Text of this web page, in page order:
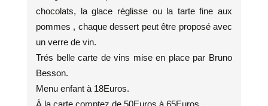
chocolats, la glace réglisse ou la tarte fine aux
pommes , chaque dessert peut être proposé avec
un verre de vin.
Trés belle carte de vins mise en place par Bruno
Besson.
Menu enfant à 18Euros.
À la carte comptez de 50Euros à 65Euros.